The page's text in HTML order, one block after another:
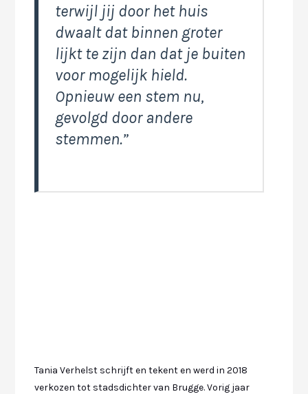
terwijl jij door het huis
dwaalt dat binnen groter
lijkt te zijn dan dat je buiten
voor mogelijk hield.
Opnieuw een stem nu,
gevolgd door andere
stemmen.”
Tania Verhelst schrijft en tekent en werd in 2018
verkozen tot stadsdichter van Brugge. Vorig jaar